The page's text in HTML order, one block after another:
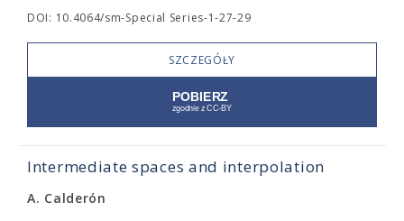
DOI: 10.4064/sm-Special Series-1-27-29
SZCZEGÓŁY
Intermediate spaces and interpolation
A. Calderón